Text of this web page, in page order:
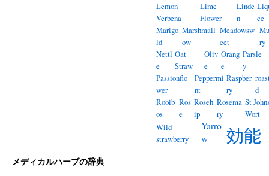
Lemon
Verbena
Lime
Flower
Linde
n
ce
Marigo
ld
Marshmall
ow
Meadowsw
eet
ry
Nettl
e
Oat
Straw
Oliv
e
Orang
e
Parsle
y
Passionflo
wer
Peppermi
nt
Raspber
ry
d
Rooib
os
Ros
e
Roseh
ip
Rosema
ry
St
Wort
Wild
strawberry
Yarro
w
効能
メディカルハーブの辞典